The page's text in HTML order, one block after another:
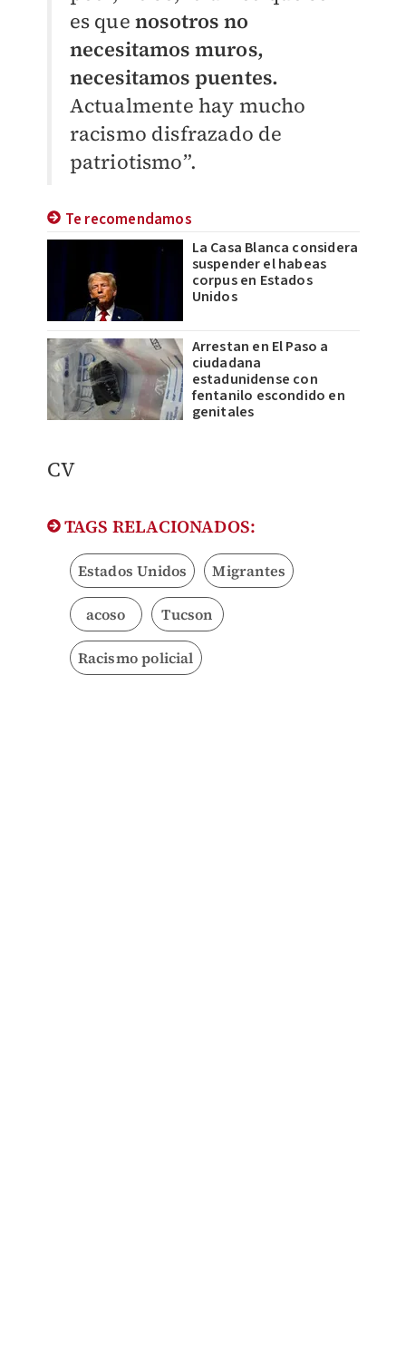
es que nosotros no
necesitamos muros,
necesitamos puentes.
Actualmente hay mucho
racismo disfrazado de
patriotismo”.
Te recomendamos
La Casa Blanca considera
suspender el habeas
corpus en Estados
Unidos
Arrestan en El Paso a
ciudadana
estadunidense con
fentanilo escondido en
genitales
CV
TAGS RELACIONADOS:
Estados Unidos Migrantes
acoso Tucson
Racismo policial